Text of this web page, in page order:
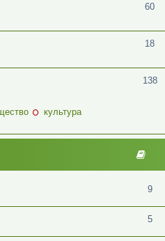
60
18
культура
138
9
5